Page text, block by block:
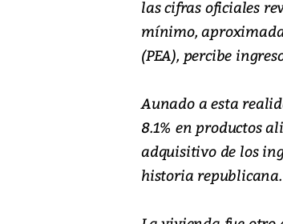
las cifras oficiales
mínimo,
(PEA), percibe
Aunado a esta
8.1% en productos
adquisitivo de los
historia republicana.